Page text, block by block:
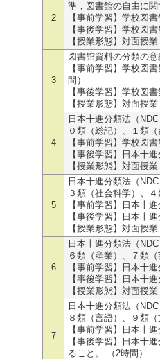
2
準，図書館の自由に
【事前学習】学校図
【事後学習】学校図
【授業形態】対面授業
3
図書館資料の分類の
【事前学習】学校図
間）
【事後学習】学校図
【授業形態】対面授業
4
日本十進分類法（
０類（総記）、１類
【事前学習】学校図
【事後学習】日本十
【授業形態】対面授業
5
日本十進分類法（
３類（社会科学）、
【事前学習】日本十
【事後学習】日本十
【授業形態】対面授業
6
日本十進分類法（
６類（産業）、７類
【事前学習】日本十
【事後学習】日本十
【授業形態】対面授業
7
日本十進分類法（
８類（言語）、９類
【事前学習】日本十
【事後学習】日本十
ること。 （2時間）